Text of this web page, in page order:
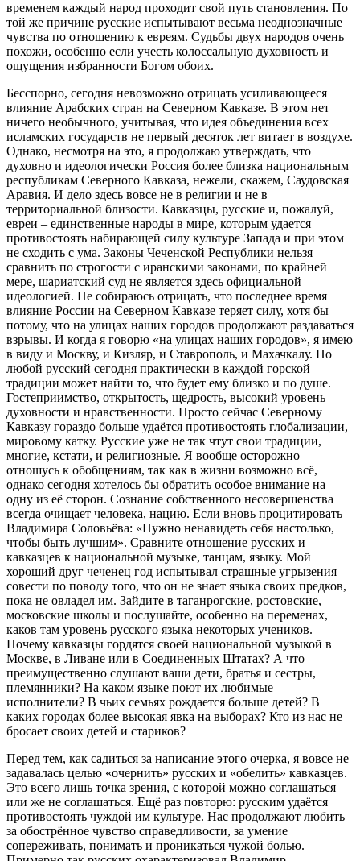
временем каждый народ проходит свой путь становления. По
той же причине русские испытывают весьма неоднозначные
чувства по отношению к евреям. Судьбы двух народов очень
похожи, особенно если учесть колоссальную духовность и
ощущения избранности Богом обоих.
Бесспорно, сегодня невозможно отрицать усиливающееся
влияние Арабских стран на Северном Кавказе. В этом нет
ничего необычного, учитывая, что идея объединения всех
исламских государств не первый десяток лет витает в воздухе.
Однако, несмотря на это, я продолжаю утверждать, что
духовно и идеологически Россия более близка национальным
республикам Северного Кавказа, нежели, скажем, Саудовская
Аравия. И дело здесь вовсе не в религии и не в
территориальной близости. Кавказцы, русские и, пожалуй,
евреи – единственные народы в мире, которым удается
противостоять набирающей силу культуре Запада и при этом
не сходить с ума. Законы Чеченской Республики нельзя
сравнить по строгости с иранскими законами, по крайней
мере, шариатский суд не является здесь официальной
идеологией. Не собираюсь отрицать, что последнее время
влияние России на Северном Кавказе теряет силу, хотя бы
потому, что на улицах наших городов продолжают раздаваться
взрывы. И когда я говорю «на улицах наших городов», я имею
в виду и Москву, и Кизляр, и Ставрополь, и Махачкалу. Но
любой русский сегодня практически в каждой горской
традиции может найти то, что будет ему близко и по душе.
Гостеприимство, открытость, щедрость, высокий уровень
духовности и нравственности. Просто сейчас Северному
Кавказу гораздо больше удаётся противостоять глобализации,
мировому катку. Русские уже не так чтут свои традиции,
многие, кстати, и религиозные. Я вообще осторожно
отношусь к обобщениям, так как в жизни возможно всё,
однако сегодня хотелось бы обратить особое внимание на
одну из её сторон. Сознание собственного несовершенства
всегда очищает человека, нацию. Если вновь процитировать
Владимира Соловьёва: «Нужно ненавидеть себя настолько,
чтобы быть лучшим». Сравните отношение русских и
кавказцев к национальной музыке, танцам, языку. Мой
хороший друг чеченец год испытывал страшные угрызения
совести по поводу того, что он не знает языка своих предков,
пока не овладел им. Зайдите в таганрогские, ростовские,
московские школы и послушайте, особенно на переменах,
каков там уровень русского языка некоторых учеников.
Почему кавказцы гордятся своей национальной музыкой в
Москве, в Ливане или в Соединенных Штатах? А что
преимущественно слушают ваши дети, братья и сестры,
племянники? На каком языке поют их любимые
исполнители? В чьих семьях рождается больше детей? В
каких городах более высокая явка на выборах? Кто из нас не
бросает своих детей и стариков?
Перед тем, как садиться за написание этого очерка, я вовсе не
задавалась целью «очернить» русских и «обелить» кавказцев.
Это всего лишь точка зрения, с которой можно соглашаться
или же не соглашаться. Ещё раз повторю: русским удаётся
противостоять чуждой им культуре. Нас продолжают любить
за обострённое чувство справедливости, за умение
сопереживать, понимать и проникаться чужой болью.